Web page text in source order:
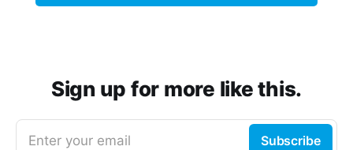
Sign up for more like this.
Enter your email Subscribe